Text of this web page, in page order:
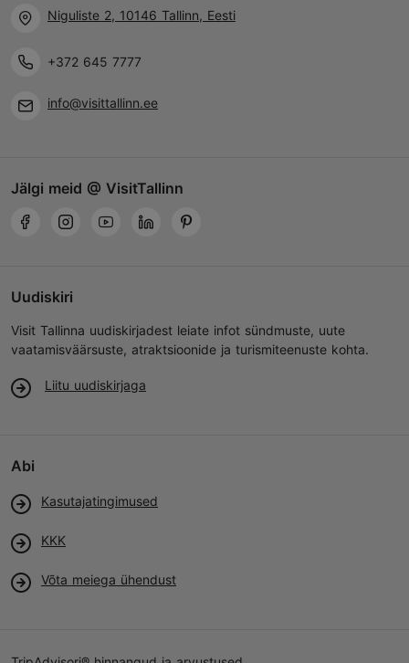
Niguliste 2, 10146 Tallinn, Eesti
+372 645 7777
info@visittallinn.ee
Jälgi meid @ VisitTallinn
Uudiskiri
Visit Tallinna uudiskirjadest leiate infot sündmuste, uute
vaatamisväärsuste, atraktsioonide ja turismiteenuste kohta.
Liitu uudiskirjaga
Abi
Kasutajatingimused
KKK
Võta meiega ühendust